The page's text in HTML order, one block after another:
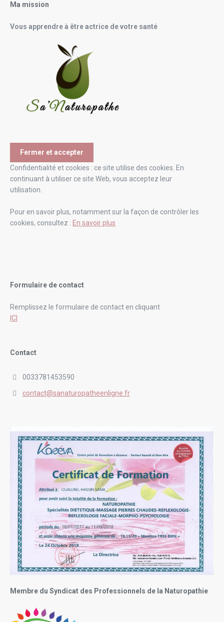
Ma mission
Vous apprendre à être actrice de votre santé
Confidentialité et cookies : ce site utilise des cookies. En
continuant à utiliser ce site Web, vous acceptez leur
utilisation.
Pour en savoir plus, notamment sur la façon de contrôler les
cookies, consultez : En savoir plus
Formulaire de contact
Remplissez le formulaire de contact en cliquant
ICI
Contact
0033781453590
contact@sanaturopatheenligne.fr
Membre du Syndicat des Professionnels de la Naturopathie